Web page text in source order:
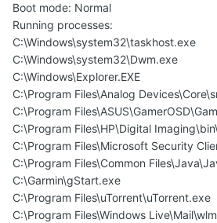
Boot mode: Normal
Running processes:
C:\Windows\system32\taskhost.exe
C:\Windows\system32\Dwm.exe
C:\Windows\Explorer.EXE
C:\Program Files\Analog
C:\Program
C:\Program Files\HP\Digital
C:\Program Files\Microsoft Security
C:\Program Files\Common
C:\Garmin\gStart.exe
C:\Program Files\uTorrent\uTorrent.exe
C:\Program Files\Windows